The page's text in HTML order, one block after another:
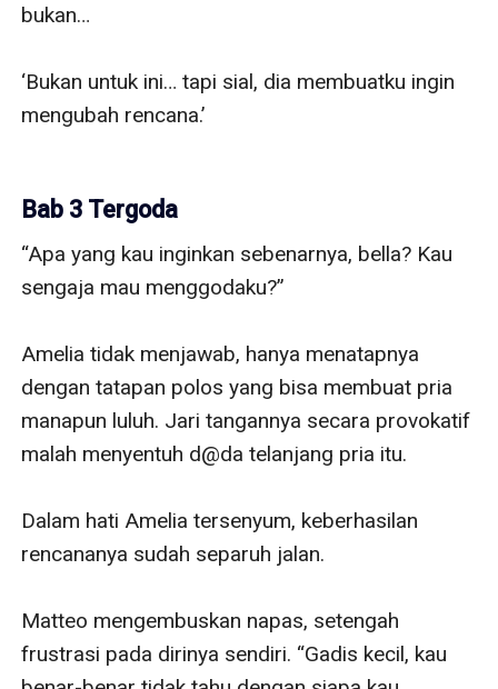
bukan…
‘Bukan untuk ini… tapi sial, dia membuatku ingin
mengubah rencana.’
Bab 3 Tergoda
“Apa yang kau inginkan sebenarnya, bella? Kau
sengaja mau menggodaku?”
Amelia tidak menjawab, hanya menatapnya
dengan tatapan polos yang bisa membuat pria
manapun luluh. Jari tangannya secara provokatif
malah menyentuh d@da telanjang pria itu.
Dalam hati Amelia tersenyum, keberhasilan
rencananya sudah separuh jalan.
Matteo mengembuskan napas, setengah
frustrasi pada dirinya sendiri. “Gadis kecil, kau